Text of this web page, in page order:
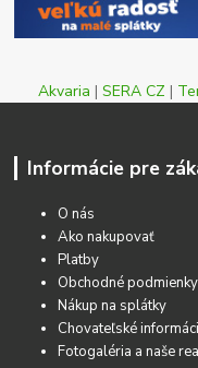
Akvaria | SERA CZ |
Informácie pre
O nás
Ako nakupovať
Platby
Obchodné podmienky
Nákup na splátky
Chovateľské
Fotogaléria a naše